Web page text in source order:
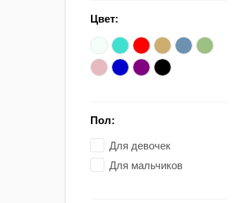
Цвет:
Пол:
Для девочек
Для мальчиков